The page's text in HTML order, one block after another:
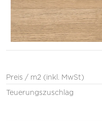
Preis / m2 (inkl. MwSt)
Teuerungszuschlag